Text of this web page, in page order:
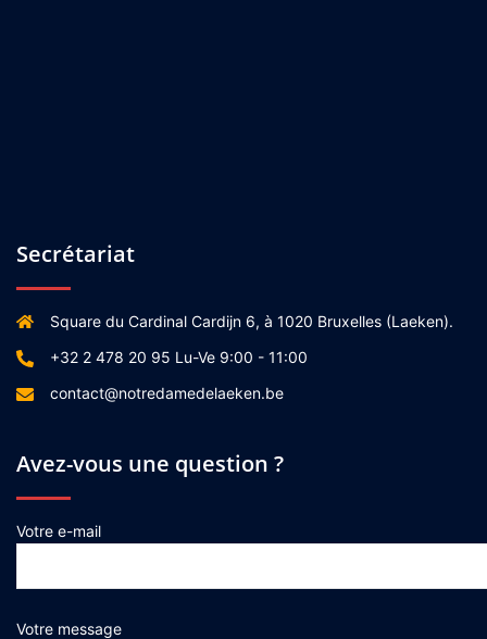
Secrétariat
Square du Cardinal Cardijn 6, à 1020 Bruxelles (Laeken).
+32 2 478 20 95 Lu-Ve 9:00 - 11:00
contact@notredamedelaeken.be
Avez-vous une question ?
Votre e-mail
Votre message